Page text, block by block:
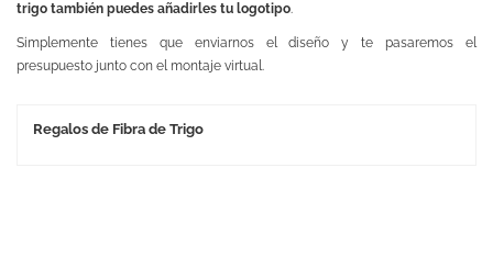
trigo también puedes añadirles tu logotipo.
Simplemente tienes que enviarnos el diseño y te pasaremos el
presupuesto junto con el montaje virtual.
Regalos de Fibra de Trigo